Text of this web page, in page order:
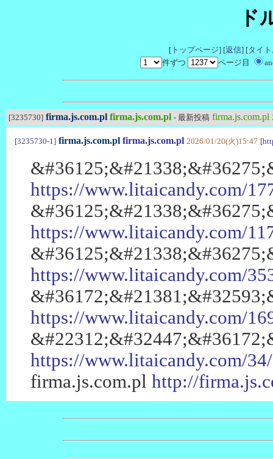
ド
[トップページ] [返信] [タイ
件ずつ
ページ目
[3235730] firma.js.com.pl firma.js.com.pl - 最新投稿 firma.js.com.pl
[3235730-1] firma.js.com.pl firma.js.com.pl 2026/01/20(火)15:47 [
https://www.litaicandy.com/
https://www.litaicandy.com/
https://www.litaicandy.com/
https://www.litaicandy.com/
https://www.litaicandy.com/
firma.js.com.pl http://